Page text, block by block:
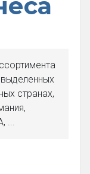
странах,
...